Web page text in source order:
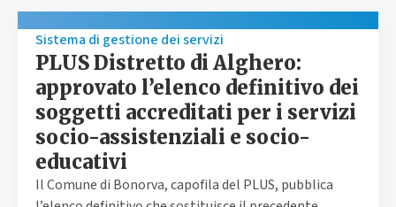
Sistema di gestione dei servizi
PLUS Distretto di Alghero:
approvato l’elenco definitivo dei
soggetti accreditati per i servizi
socio-assistenziali e socio-
educativi
Il Comune di Bonorva, capofila del PLUS, pubblica